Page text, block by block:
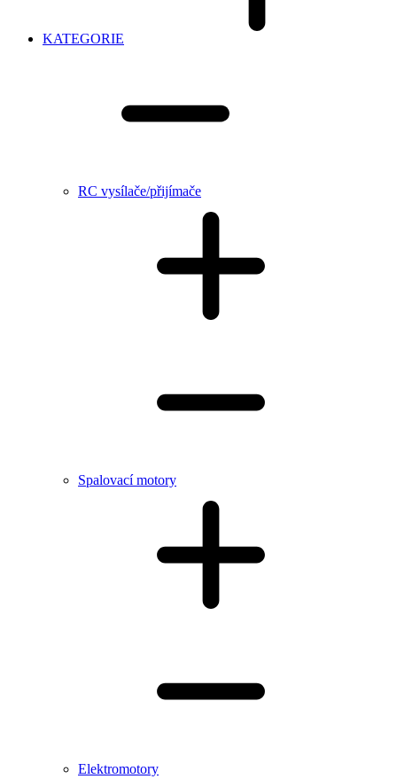
KATEGORIE
RC vysílače/přijímače
Spalovací motory
Elektromotory